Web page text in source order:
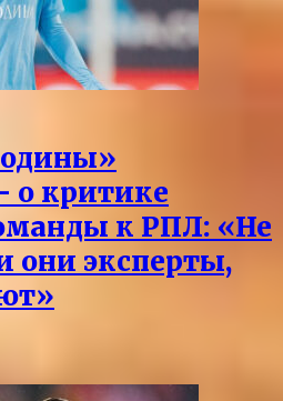
критике
к РПЛ: «Не
они эксперты,